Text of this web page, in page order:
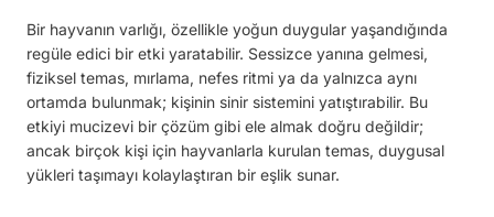
Bir hayvanın varlığı, özellikle yoğun duygular yaşandığında
regüle edici bir etki yaratabilir. Sessizce yanına gelmesi,
fiziksel temas, mırlama, nefes ritmi ya da yalnızca aynı
ortamda bulunmak; kişinin sinir sistemini yatıştırabilir. Bu
etkiyi mucizevi bir çözüm gibi ele almak doğru değildir;
ancak birçok kişi için hayvanlarla kurulan temas, duygusal
yükleri taşımayı kolaylaştıran bir eşlik sunar.